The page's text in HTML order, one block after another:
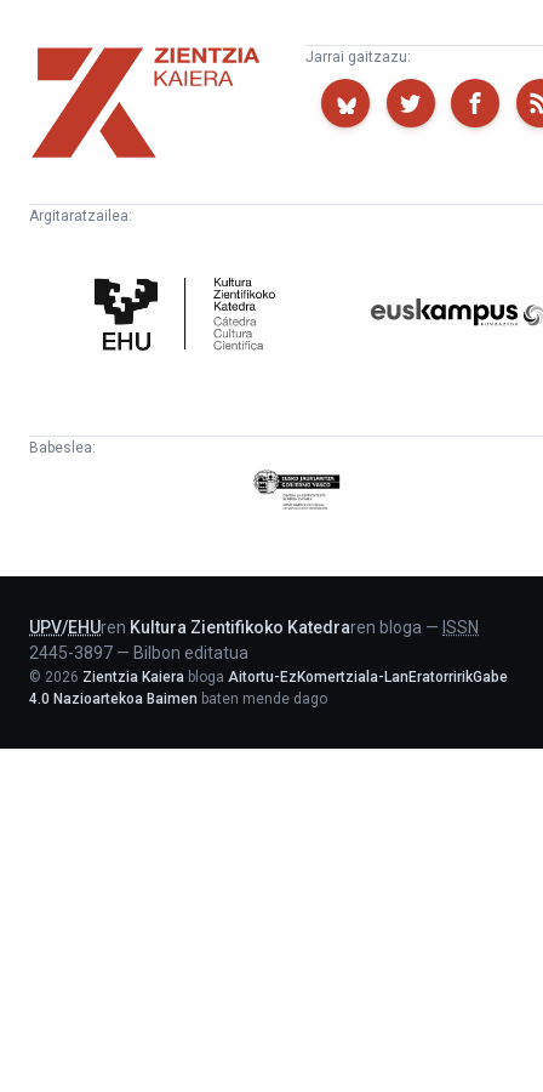
Zientzia
Kaiera
Jarrai gaitzazu:
Argitaratzailea:
Zientifikoko
Katedra
Babeslea:
Eusko
Jaurlaritza
UPV/EHUren Kultura Zientifikoko Katedraren bloga — ISSN
2445-3897 — Bilbon editatua
© 2026 Zientzia Kaiera bloga Aitortu-EzKomertziala-LanEratorririkGabe
4.0 Nazioartekoa Baimen baten mende dago